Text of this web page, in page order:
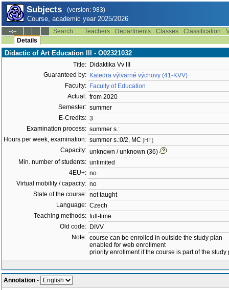
Subjects (version: 983)
Course, academic year 2025/2026
--:-- Search ... Teachers Departments Classes Classification
Details
Didactic of Art Education III - O02321032
Title: Didaktika Vv III
Guaranteed by: Katedra výtvarné výchovy (41-KVV)
Faculty: Faculty of Education
Actual: from 2020
Semester: summer
E-Credits: 3
Examination process: summer s.:
Hours per week, examination: summer s.:0/2, MC [HT]
Capacity: unknown / unknown (36)
Min. number of students: unlimited
4EU+: no
Virtual mobility / capacity: no
State of the course: not taught
Language: Czech
Teaching methods: full-time
Old code: DIVV
Note: course can be enrolled in outside the study plan
enabled for web enrollment
priority enrollment if the course is part of the study
Annotation -